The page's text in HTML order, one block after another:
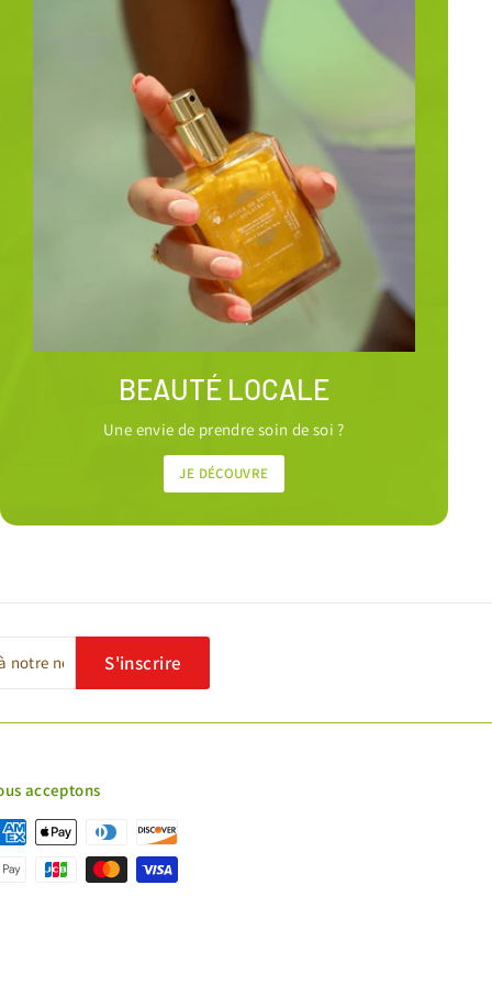
BEAUTÉ LOCALE
Une envie de prendre soin de soi ?
JE DÉCOUVRE
S'inscrire
acceptons